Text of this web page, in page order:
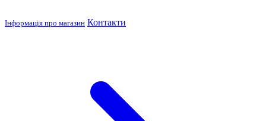
Інформація про магазин Контакти